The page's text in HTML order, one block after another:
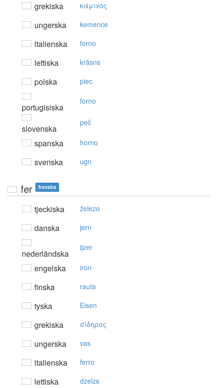
grekiska κάμιvoς
ungerska kemence
italienska forno
lettiska krāsns
polska piec
portugisiska
forno
slovenska
peč
spanska horno
svenska ugn
fer franska
tjeckiska železo
danska jern
nederländska
ijzer
engelska iron
finska rauta
tyska Eisen
grekiska σίδηρoς
ungerska vas
italienska ferro
lettiska dzelzs